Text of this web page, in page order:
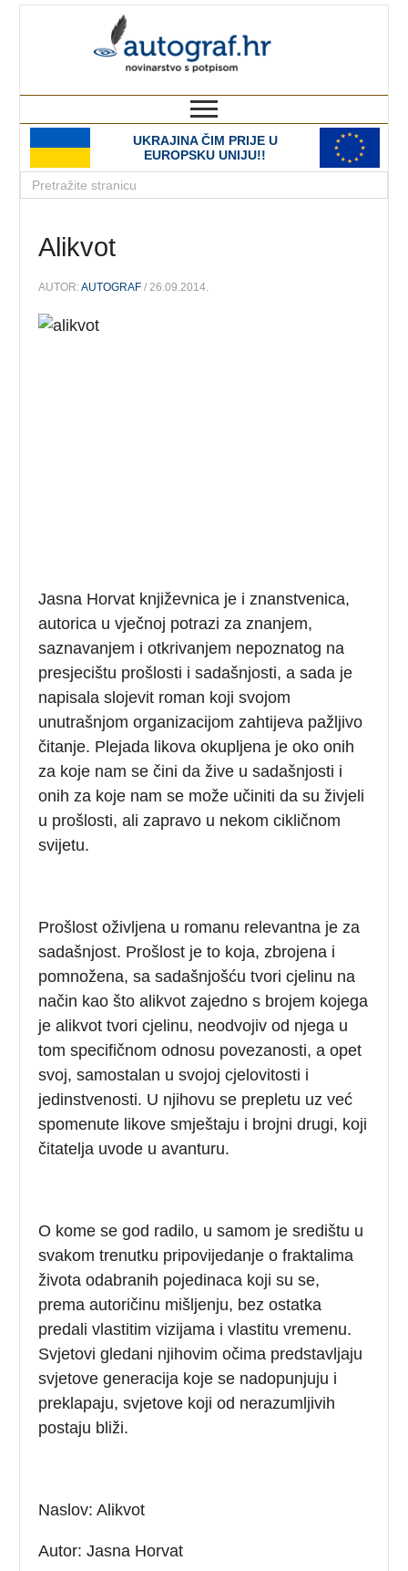
UKRAJINA ČIM PRIJE U
EUROPSKU UNIJU!!
Alikvot
AUTOR:AUTOGRAF / 26.09.2014.
Jasna Horvat književnica je i znanstvenica,
autorica u vječnoj potrazi za znanjem,
saznavanjem i otkrivanjem nepoznatog na
presjecištu prošlosti i sadašnjosti, a sada je
napisala slojevit roman koji svojom
unutrašnjom organizacijom zahtijeva pažljivo
čitanje. Plejada likova okupljena je oko onih
za koje nam se čini da žive u sadašnjosti i
onih za koje nam se može učiniti da su živjeli
u prošlosti, ali zapravo u nekom cikličnom
svijetu.
Prošlost oživljena u romanu relevantna je za
sadašnjost. Prošlost je to koja, zbrojena i
pomnožena, sa sadašnjošću tvori cjelinu na
način kao što alikvot zajedno s brojem kojega
je alikvot tvori cjelinu, neodvojiv od njega u
tom specifičnom odnosu povezanosti, a opet
svoj, samostalan u svojoj cjelovitosti i
jedinstvenosti. U njihovu se prepletu uz već
spomenute likove smještaju i brojni drugi, koji
čitatelja uvode u avanturu.
O kome se god radilo, u samom je središtu u
svakom trenutku pripovijedanje o fraktalima
života odabranih pojedinaca koji su se,
prema autoričinu mišljenju, bez ostatka
predali vlastitim vizijama i vlastitu vremenu.
Svjetovi gledani njihovim očima predstavljaju
svjetove generacija koje se nadopunjuju i
preklapaju, svjetove koji od nerazumljivih
postaju bliži.
Naslov: Alikvot
Autor: Jasna Horvat